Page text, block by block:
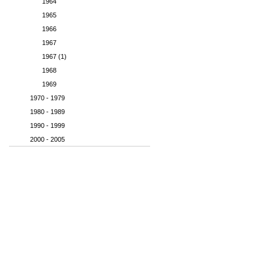
1965
1966
1967
1967 (1)
1968
1969
1970 - 1979
1980 - 1989
1990 - 1999
2000 - 2005